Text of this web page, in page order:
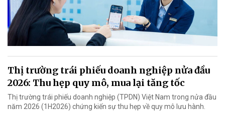
Thị trường trái phiếu doanh nghiệp nửa đầu
2026: Thu hẹp quy mô, mua lại tăng tốc
Thị trường trái phiếu doanh nghiệp (TPDN) Việt Nam trong nửa đầu
năm 2026 (1H2026) chứng kiến sự thu hẹp về quy mô lưu hành.